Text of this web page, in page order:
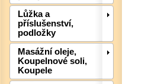
Lůžka a
příslušenství,
podložky
Masážní oleje,
Koupelnové soli,
Koupele